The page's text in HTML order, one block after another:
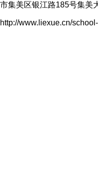
集美区银江路185号集美
www.liexue.cn/